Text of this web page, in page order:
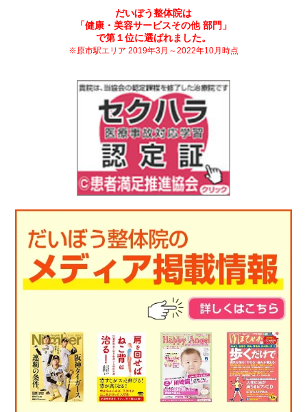
だいぼう整体院は
「健康・美容サービスその他 部門」
で第１位に選ばれました。
※原市駅エリア 2019年3月～2022年10月時点